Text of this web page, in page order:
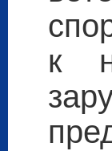
к